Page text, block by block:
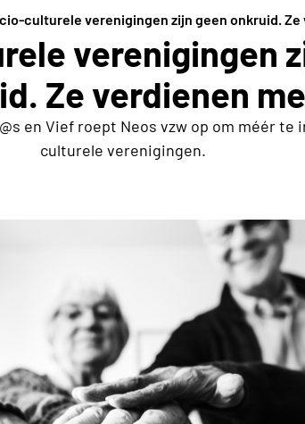
culturele verenigingen zijn geen onkruid. Ze
verenigingen
Ze verdienen
en Vief roept Neos vzw op om méér
culturele verenigingen.